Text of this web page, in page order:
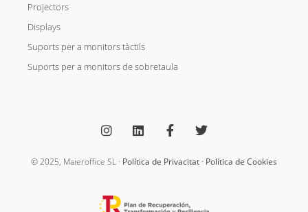
Projectors
Displays
Suports per a monitors tàctils
Suports per a monitors de sobretaula
s
t
g
m
n
k
d
c
e
o
-
i
t
e
© 2025, Maieroffice SL · Política de Privacitat · Política de Cookies